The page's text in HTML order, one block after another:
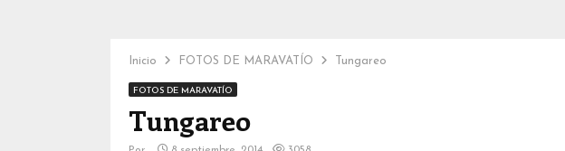
Inicio FOTOS DE MARAVATÍO Tungareo
FOTOS DE MARAVATÍO
Tungareo